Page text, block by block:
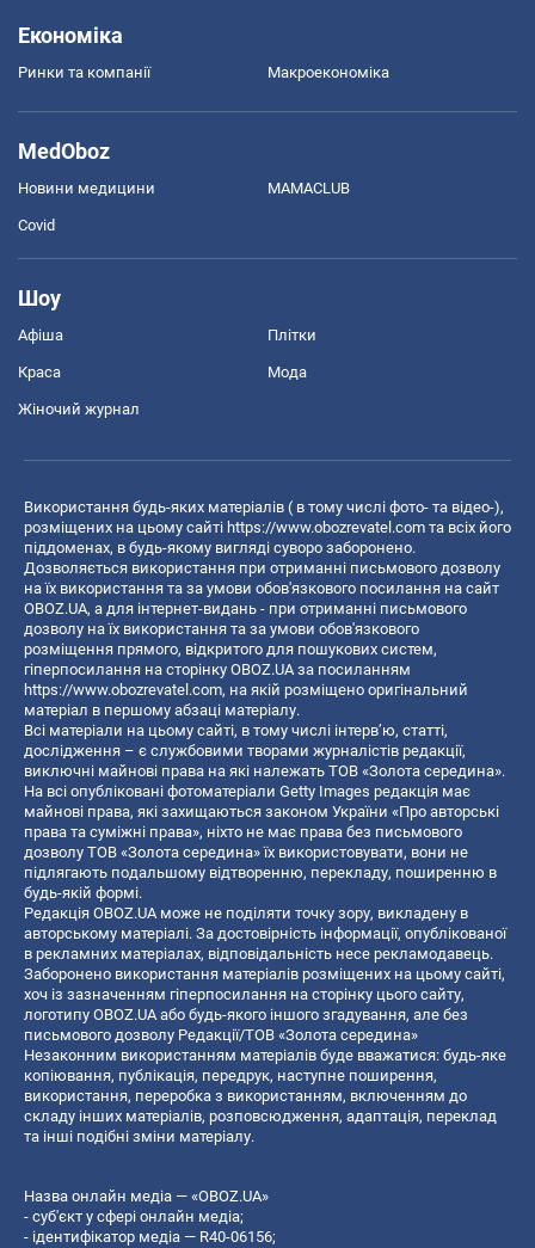
Економіка
Ринки та компанії Макроекономіка
MedOboz
Новини медицини MAMACLUB
Covid
Шоу
Афіша Плітки
Краса Мода
Жіночий журнал
Використання будь-яких матеріалів ( в тому числі фото- та відео-),
розміщених на цьому сайті https://www.obozrevatel.com та всіх його
піддоменах, в будь-якому вигляді суворо заборонено.
Дозволяється використання при отриманні письмового дозволу
на їх використання та за умови обов'язкового посилання на сайт
OBOZ.UA, а для інтернет-видань - при отриманні письмового
дозволу на їх використання та за умови обов'язкового
розміщення прямого, відкритого для пошукових систем,
гіперпосилання на сторінку OBOZ.UA за посиланням
https://www.obozrevatel.com, на якій розміщено оригінальний
матеріал в першому абзаці матеріалу.
Всі матеріали на цьому сайті, в тому числі інтерв’ю, статті,
дослідження – є службовими творами журналістів редакції,
виключні майнові права на які належать ТОВ «Золота середина».
На всі опубліковані фотоматеріали Getty Images редакція має
майнові права, які захищаються законом України «Про авторські
права та суміжні права», ніхто не має права без письмового
дозволу ТОВ «Золота середина» їх використовувати, вони не
підлягають подальшому відтворенню, перекладу, поширенню в
будь-якій формі.
Редакція OBOZ.UA може не поділяти точку зору, викладену в
авторському матеріалі. За достовірність інформації, опублікованої
в рекламних матеріалах, відповідальність несе рекламодавець.
Заборонено використання матеріалів розміщених на цьому сайті,
хоч із зазначенням гіперпосилання на сторінку цього сайту,
логотипу OBOZ.UA або будь-якого іншого згадування, але без
письмового дозволу Редакції/ТОВ «Золота середина»
Незаконним використанням матеріалів буде вважатися: будь-яке
копiювання, публiкацiя, передрук, наступне поширення,
використання, переробка з використанням, включенням до
складу інших матеріалів, розповсюдження, адаптація, переклад
та інші подібні зміни матеріалу.
Назва онлайн медіа — «OBOZ.UA»
- суб'єкт у сфері онлайн медіа;
- ідентифікатор медіа — R40-06156;